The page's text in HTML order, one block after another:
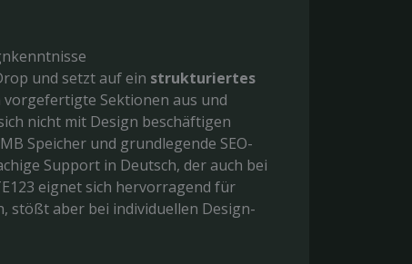
und setzt auf ein strukturiertes
vorgefertigte Sektionen aus und
nicht mit Design beschäftigen
Speicher und grundlegende SEO-
Support in Deutsch, der auch bei
eignet sich hervorragend für
stößt aber bei individuellen Design-